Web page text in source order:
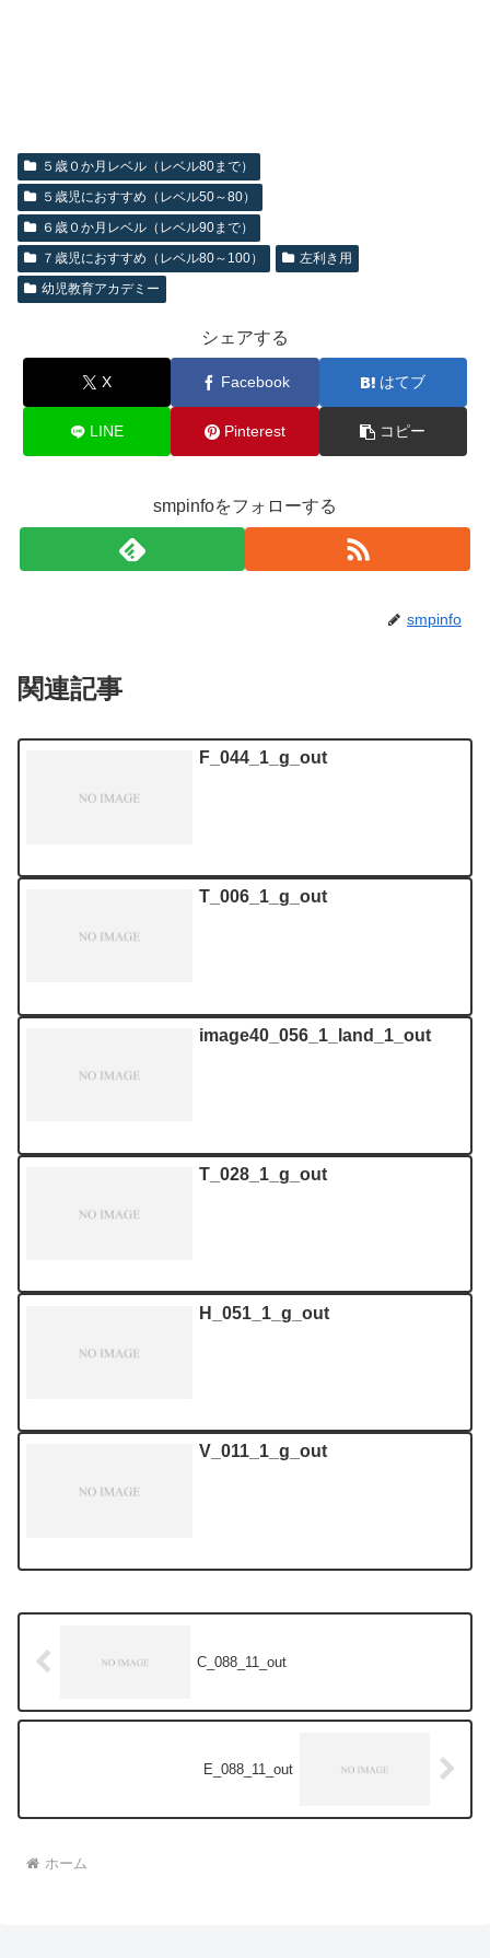
５歳０か月レベル（レベル80まで）
５歳児におすすめ（レベル50～80）
６歳０か月レベル（レベル90まで）
７歳児におすすめ（レベル80～100）
左利き用
幼児教育アカデミー
シェアする
X Facebook はてブ
LINE Pinterest コピー
smpinfoをフォローする
smpinfo
関連記事
F_044_1_g_out
T_006_1_g_out
image40_056_1_land_1_out
T_028_1_g_out
H_051_1_g_out
V_011_1_g_out
C_088_11_out
E_088_11_out
ホーム